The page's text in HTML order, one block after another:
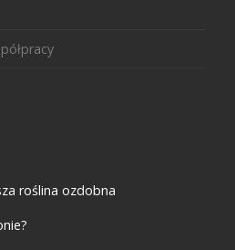
roślina ozdobna